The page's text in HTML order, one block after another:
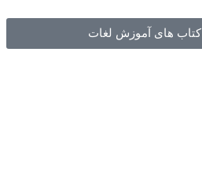
کتاب های آموزش لغات